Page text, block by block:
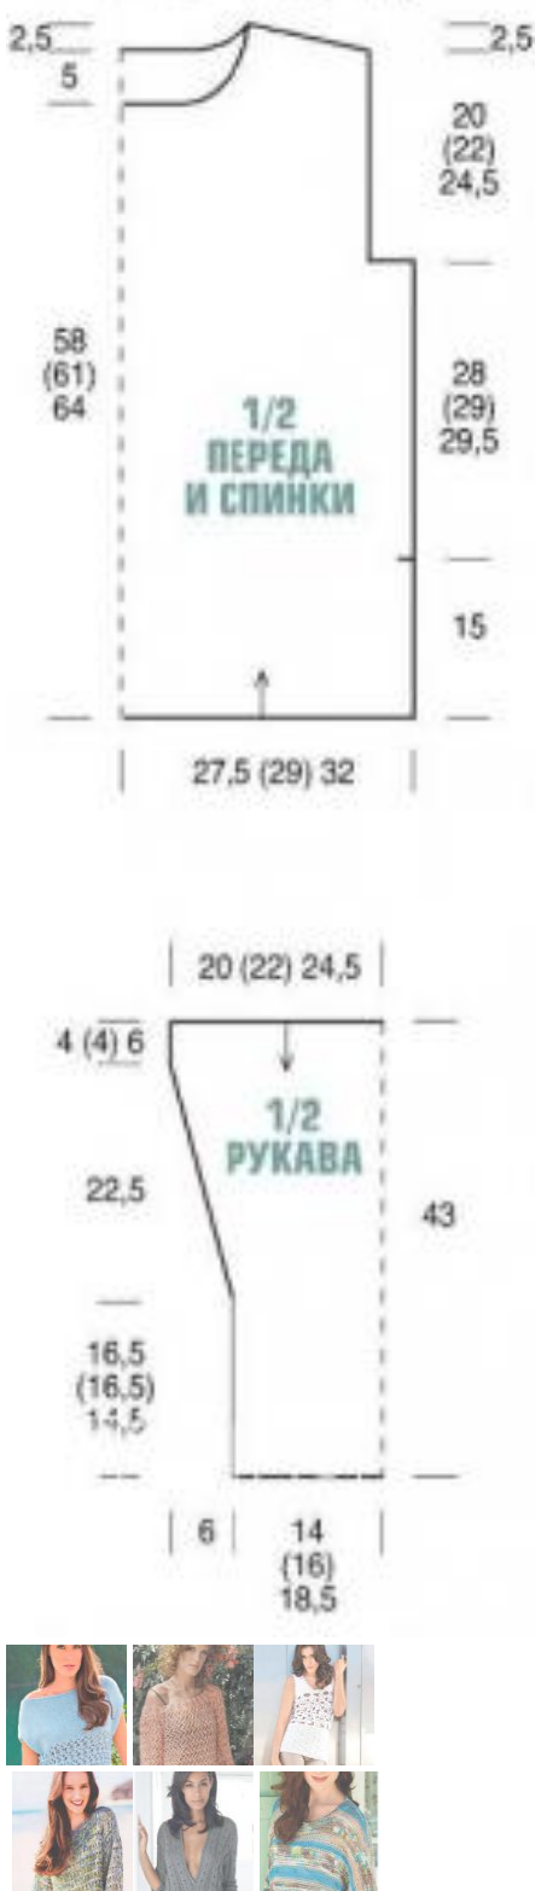
Схема: топ с
ажурной
вставкой и
Схема:
ажурный
джемпер со
Схема:
белый топ с
рисунком